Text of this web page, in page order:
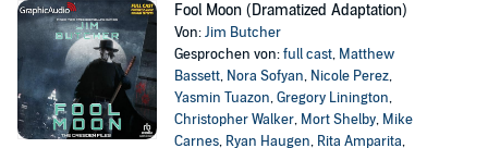
Fool Moon (Dramatized Adaptation)
Von:Jim Butcher
Gesprochen von:full cast, Matthew
Bassett, Nora Sofyan, Nicole Perez,
Yasmin Tuazon,Gregory Linington,
Christopher Walker, Mort Shelby, Mike
Carnes, Ryan Haugen, Rita Amparita,